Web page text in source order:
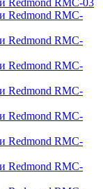
Redmond RMC-03
Redmond RMC-
Redmond RMC-
Redmond RMC-
Redmond RMC-
Redmond RMC-
Redmond RMC-
Redmond RMC-